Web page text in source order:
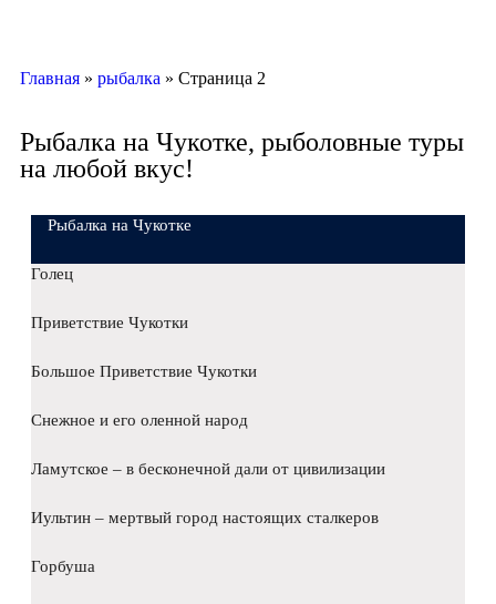
Главная » рыбалка » Страница 2
Рыбалка на Чукотке, рыболовные туры
на любой вкус!
Рыбалка на Чукотке
Голец
Приветствие Чукотки
Большое Приветствие Чукотки
Снежное и его оленной народ
Ламутское – в бесконечной дали от цивилизации
Иультин – мертвый город настоящих сталкеров
Горбуша